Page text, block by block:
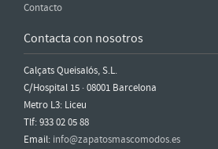
Contacto
Contacta con nosotros
Calçats Queisalós, S.L.
C/Hospital 15 · 08001 Barcelona
Metro L3: Liceu
Tlf: 933 02 05 88
Email: info@zapatosmascomodos.es